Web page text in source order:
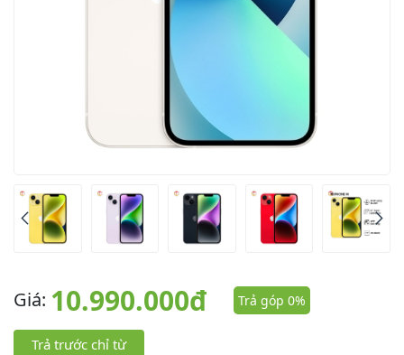
Giá: 10.990.000đ Trả góp 0%
Trả trước chỉ từ